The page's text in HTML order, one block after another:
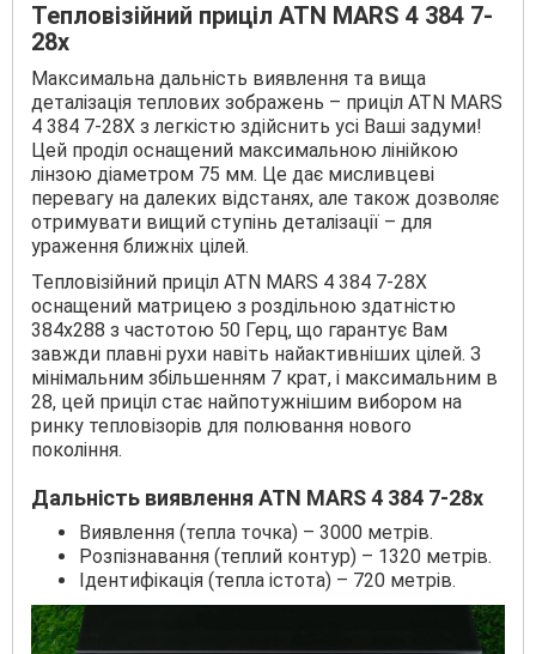
Тепловізійний приціл ATN MARS 4 384 7-
28x
Максимальна дальність виявлення та вища
деталізація теплових зображень – приціл ATN MARS
4 384 7-28X з легкістю здійснить усі Ваші задуми!
Цей проділ оснащений максимальною лінійкою
лінзою діаметром 75 мм. Це дає мисливцеві
перевагу на далеких відстанях, але також дозволяє
отримувати вищий ступінь деталізації – для
ураження ближніх цілей.
Тепловізійний приціл ATN MARS 4 384 7-28X
оснащений матрицею з роздільною здатністю
384х288 з частотою 50 Герц, що гарантує Вам
завжди плавні рухи навіть найактивніших цілей. З
мінімальним збільшенням 7 крат, і максимальним в
28, цей приціл стає найпотужнішим вибором на
ринку тепловізорів для полювання нового
покоління.
Дальність виявлення ATN MARS 4 384 7-28x
Виявлення (тепла точка) – 3000 метрів.
Розпізнавання (теплий контур) – 1320 метрів.
Ідентифікація (тепла істота) – 720 метрів.